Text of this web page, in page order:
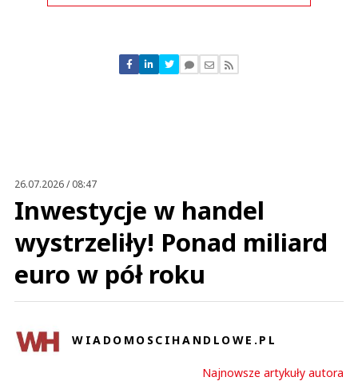
Nie znaleziono komentarzy
Zostaw swoje komentarze
26.07.2026 / 08:47
Inwestycje w handel
wystrzeliły! Ponad miliard
euro w pół roku
WIADOMOSCIHANDLOWE.PL
Najnowsze artykuły autora